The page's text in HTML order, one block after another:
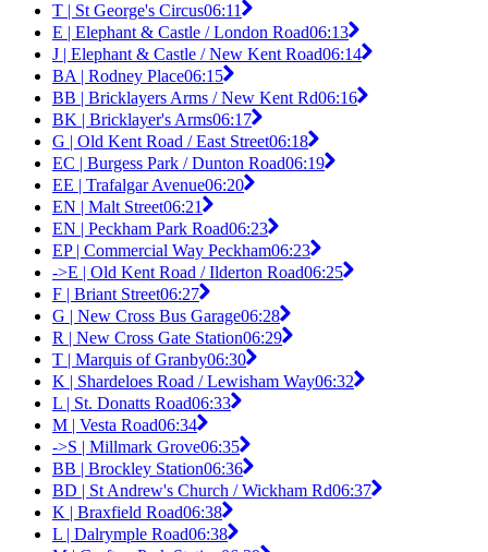
T | St George's Circus06:11
E | Elephant & Castle / London Road06:13
J | Elephant & Castle / New Kent Road06:14
BA | Rodney Place06:15
BB | Bricklayers Arms / New Kent Rd06:16
BK | Bricklayer's Arms06:17
G | Old Kent Road / East Street06:18
EC | Burgess Park / Dunton Road06:19
EE | Trafalgar Avenue06:20
EN | Malt Street06:21
EN | Peckham Park Road06:23
EP | Commercial Way Peckham06:23
->E | Old Kent Road / Ilderton Road06:25
F | Briant Street06:27
G | New Cross Bus Garage06:28
R | New Cross Gate Station06:29
T | Marquis of Granby06:30
K | Shardeloes Road / Lewisham Way06:32
L | St. Donatts Road06:33
M | Vesta Road06:34
->S | Millmark Grove06:35
BB | Brockley Station06:36
BD | St Andrew's Church / Wickham Rd06:37
K | Braxfield Road06:38
L | Dalrymple Road06:38